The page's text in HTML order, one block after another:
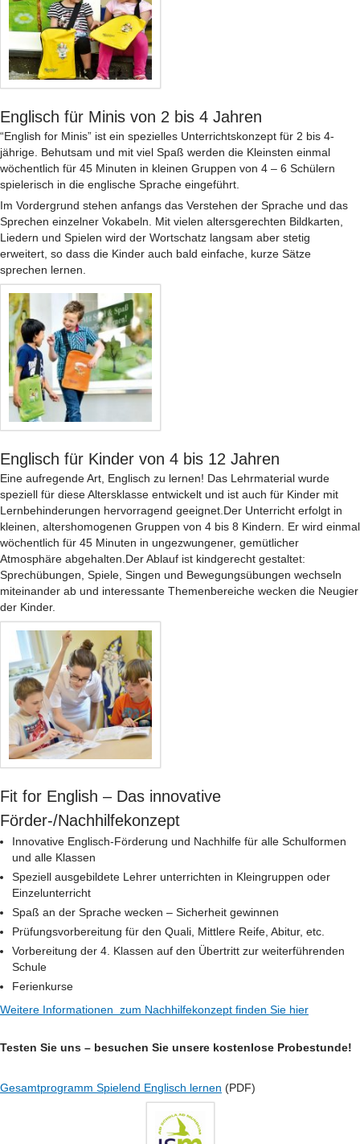
Englisch für Minis von 2 bis 4 Jahren
“English for Minis” ist ein spezielles Unterrichtskonzept für 2 bis 4-
jährige. Behutsam und mit viel Spaß werden die Kleinsten einmal
wöchentlich für 45 Minuten in kleinen Gruppen von 4 – 6 Schülern
spielerisch in die englische Sprache eingeführt.
Im Vordergrund stehen anfangs das Verstehen der Sprache und das
Sprechen einzelner Vokabeln. Mit vielen altersgerechten Bildkarten,
Liedern und Spielen wird der Wortschatz langsam aber stetig
erweitert, so dass die Kinder auch bald einfache, kurze Sätze
sprechen lernen.
Englisch für Kinder von 4 bis 12 Jahren
Eine aufregende Art, Englisch zu lernen! Das Lehrmaterial wurde
speziell für diese Altersklasse entwickelt und ist auch für Kinder mit
Lernbehinderungen hervorragend geeignet.Der Unterricht erfolgt in
kleinen, altershomogenen Gruppen von 4 bis 8 Kindern. Er wird einmal
wöchentlich für 45 Minuten in ungezwungener, gemütlicher
Atmosphäre abgehalten.Der Ablauf ist kindgerecht gestaltet:
Sprechübungen, Spiele, Singen und Bewegungsübungen wechseln
miteinander ab und interessante Themenbereiche wecken die Neugier
der Kinder.
Fit for English – Das innovative
Förder-/Nachhilfekonzept
Innovative Englisch-Förderung und Nachhilfe für alle Schulformen
und alle Klassen
Speziell ausgebildete Lehrer unterrichten in Kleingruppen oder
Einzelunterricht
Spaß an der Sprache wecken – Sicherheit gewinnen
Prüfungsvorbereitung für den Quali, Mittlere Reife, Abitur, etc.
Vorbereitung der 4. Klassen auf den Übertritt zur weiterführenden
Schule
Ferienkurse
Weitere Informationen zum Nachhilfekonzept finden Sie hier
Testen Sie uns – besuchen Sie unsere kostenlose Probestunde!
Gesamtprogramm Spielend Englisch lernen (PDF)